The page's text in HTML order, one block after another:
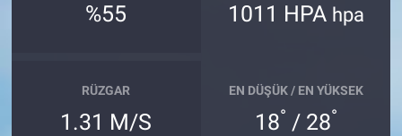
%55 1011 HPA hpa
RÜZGAR
1.31 M/S
EN DÜŞÜK / EN YÜKSEK
18° / 28°